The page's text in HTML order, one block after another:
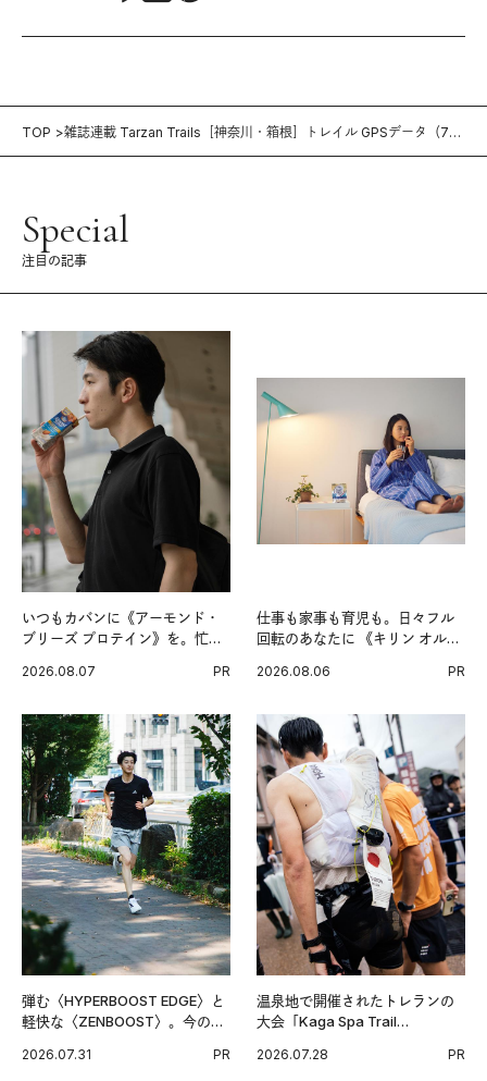
TOP
雑誌連載 Tarzan Trails［神奈川・箱根］トレイル GPSデータ（785
Special
注目の記事
いつもカバンに《アーモンド・
ブリーズ プロテイン》を。忙し
グ習慣。
2026.08.07 PR
仕事も家事も育児も。日々フル
回転のあなたに 《キリン オルニ
2026.08.06 PR
弾む〈HYPERBOOST EDGE〉と
軽快な〈ZENBOOST〉。今の時
出した新機軸。
2026.07.31 PR
温泉地で開催されたトレランの
大会「Kaga Spa Trail
戦を夢見るランナーたちの奮闘
2026.07.28 PR